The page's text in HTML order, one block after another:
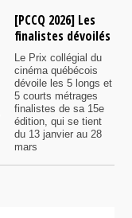
[PCCQ 2026] Les
finalistes dévoilés
Le Prix collégial du
cinéma québécois
dévoile les 5 longs et
5 courts métrages
finalistes de sa 15e
édition, qui se tient
du 13 janvier au 28
mars